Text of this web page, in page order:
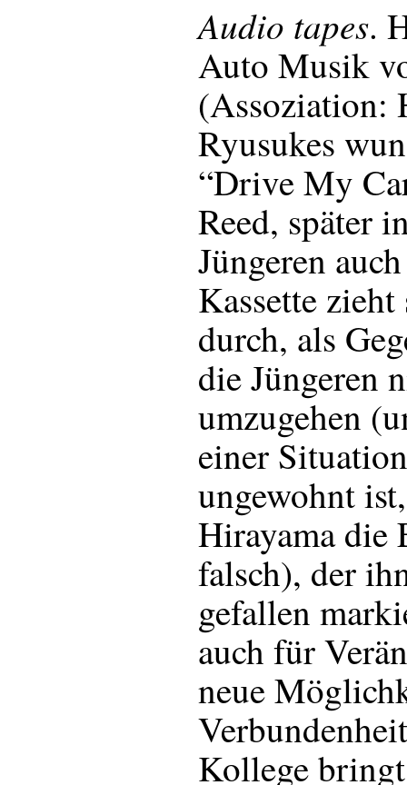
Audio tapes.
Auto Musik
(Assoziation:
Ryusukes
“Drive My
Reed, später
Jüngeren
Kassette
durch, als
die Jüngeren
umzugehen
einer
ungewohnt
Hirayama die
falsch), der
gefallen
auch für
neue
Kollege